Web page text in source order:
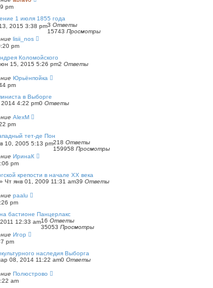
pm
1 июля 1855 года
2015 3:38 pm3 Ответы
15743 Просмотры
lisii_nos
pm
Коломойского
15, 2015 5:26 pm2 Ответы
Юрьёнпойка
pm
в Выборге
4:22 pm0 Ответы
AlexM
pm
тет-де Пон
10, 2005 5:13 pm218 Ответы
159958 Просмотры
ИринаК
pm
крепости в начале ХХ века
» Чт янв 01, 2009 11:31 am39 Ответы
paalu
pm
бастионе Панцерлакс
12:33 am16 Ответы
35053 Просмотры
Игор
pm
наследия Выборга
08, 2014 11:22 am0 Ответы
Полюстрово
am